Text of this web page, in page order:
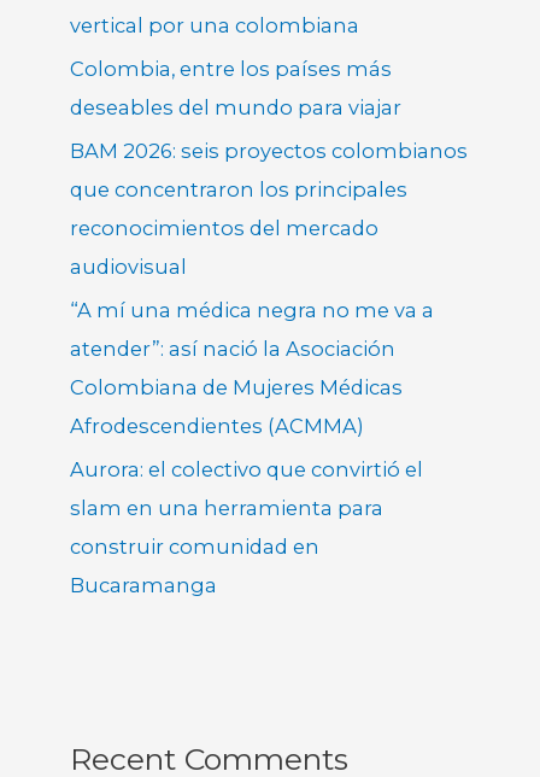
vertical por una colombiana
Colombia, entre los países más
deseables del mundo para viajar
BAM 2026: seis proyectos colombianos
que concentraron los principales
reconocimientos del mercado
audiovisual
“A mí una médica negra no me va a
atender”: así nació la Asociación
Colombiana de Mujeres Médicas
Afrodescendientes (ACMMA)
Aurora: el colectivo que convirtió el
slam en una herramienta para
construir comunidad en
Bucaramanga
Recent Comments